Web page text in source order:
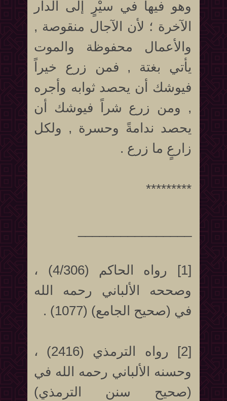
وهو فيها في سيْرٍ إلى الدار
الآخرة ؛ لأن الآجال منقوصة ,
والأعمال محفوظة والموت
يأتي بغتة , فمن زرع خيراً
فيوشك أن يحصد ثوابه وأجره
, ومن زرع شراً فيوشك أن
يحصد ندامةً وحسرة , ولكل
زارعٍ ما زرع .
*********
[1] رواه الحاكم (4/306) ،
وصححه الألباني رحمه الله
في (صحيح الجامع) (1077) .
[2] رواه الترمذي (2416) ،
وحسنه الألباني رحمه الله في
(صحيح سنن الترمذي)